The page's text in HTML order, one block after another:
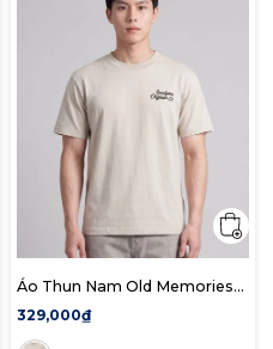
Áo Thun Nam Old Memories
Form Regular
329,000₫